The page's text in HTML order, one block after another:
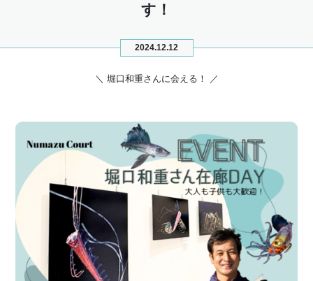
す！
2024.12.12
＼ 堀口和重さんに会える！ ／